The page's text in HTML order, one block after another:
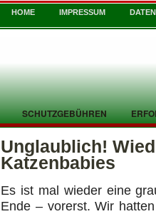
HOME IMPRESSUM
SCHUTZGEBÜHREN
Unglaublich!
Katzenbabies
Es ist mal wieder eine
Ende – vorerst. Wir